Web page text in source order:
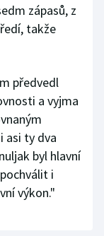
zápasů, z
takže
předvedl
a vyjma
asi ty dva
byl hlavní
i
výkon."